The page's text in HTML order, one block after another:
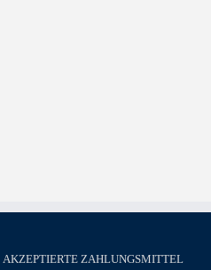
AKZEPTIERTE ZAHLUNGSMITTEL